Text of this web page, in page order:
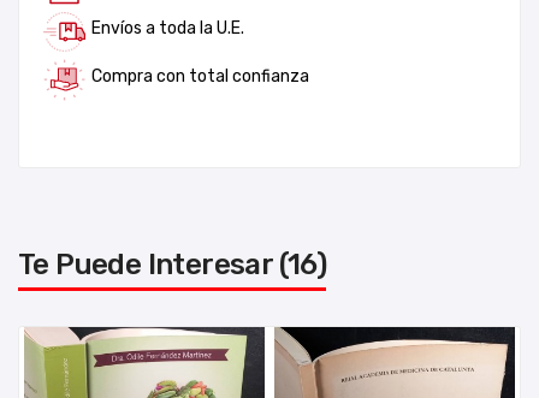
Envíos a toda la U.E.
Compra con total confianza
Te Puede Interesar (16)